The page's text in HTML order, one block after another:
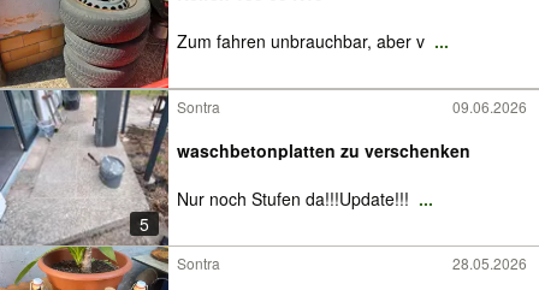
Zum fahren unbrauchbar, aber v ...
5
Sontra 09.06.2026
waschbetonplatten zu verschenken
Nur noch Stufen da!!!Update!!! ...
Sontra 28.05.2026